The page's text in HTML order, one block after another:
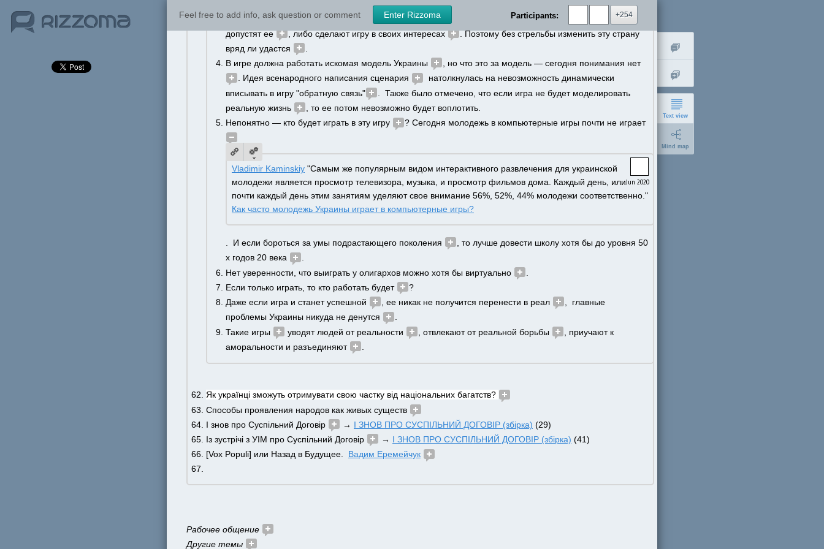
Text view
Mind map
expanded
Feel free to add info, ask question or comment Enter Rizzoma Participants: +254
Что будет со страной, пока игру сделают
?
Кто профинансирует разработку? на общество сегодня надежды мало
, а олигархи либо не
допустят ее
, либо сделают игру в своих интересах
. Поэтому без стрельбы изменить эту страну
вряд ли удастся
В игре должна работать искомая модель Украины
, но что это за модель — сегодня понимания нет
. Идея всенародного написания сценария
  натолкнулась на невозможность динамически
вписывать в игру "обратную связь"
.  Также было отмечено, что если игра не будет моделировать
реальную жизнь
, то ее потом невозможно будет воплотить.
Непонятно — кто будет играть в эту игру
? Сегодня молодежь в компьютерные игры почти не играет
Jun 2020
Vladimir Kaminskiy "Самым же популярным видом интерактивного развлечения для украинской
молодежи является просмотр телевизора, музыка, и просмотр фильмов дома. Каждый день, или
почти каждый день этим занятиям уделяют свое внимание 56%, 52%, 44% молодежи соответственно."
Как часто молодежь Украины играет в компьютерные игры?
.  И если бороться за умы подрастающего поколения
, то лучше довести школу хотя бы до уровня 50
х годов 20 века
.
Нет уверенности, что выиграть у олигархов можно хотя бы виртуально
Если только играть, то кто работать будет
?
Даже если игра и станет успешной
, ее никак не получится перенести в реал
,  главные
проблемы Украины никуда не денутся
.
Такие игры
уводят людей от реальности , отвлекают от реальной борьбы
, приучают к
аморальности и разъединяют
Як українці зможуть отримувати свою частку від національних багатств?
Способы проявления народов как живых существ
І знов про Суспільний Договір
→ І ЗНОВ ПРО СУСПІЛЬНИЙ ДОГОВІР (збірка) (29)
Із зустрічі з УІМ про Суспільний Договір
→ І ЗНОВ ПРО СУСПІЛЬНИЙ ДОГОВІР (збірка) (41)
[Vox Populi] или Назад в Будущее. Вадим Еремейчук
Рабочее общение
Другие темы